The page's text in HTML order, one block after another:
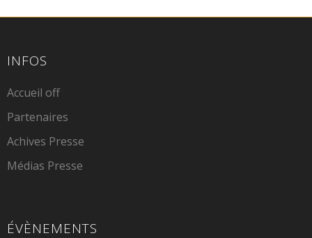
INFOS
Accueil off
Partenaires
Achives Presse
Médias Presse
ÉVÈNEMENTS